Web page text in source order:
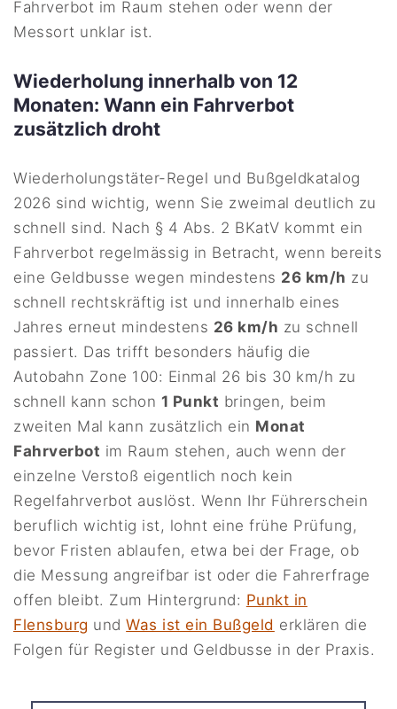
Fahrverbot im Raum stehen oder wenn der
Messort unklar ist.
Wiederholung innerhalb von 12
Monaten: Wann ein Fahrverbot
zusätzlich droht
Wiederholungstäter-Regel und Bußgeldkatalog
2026 sind wichtig, wenn Sie zweimal deutlich zu
schnell sind. Nach § 4 Abs. 2 BKatV kommt ein
Fahrverbot regelmässig in Betracht, wenn bereits
eine Geldbusse wegen mindestens 26 km/h zu
schnell rechtskräftig ist und innerhalb eines
Jahres erneut mindestens 26 km/h zu schnell
passiert. Das trifft besonders häufig die
Autobahn Zone 100: Einmal 26 bis 30 km/h zu
schnell kann schon 1 Punkt bringen, beim
zweiten Mal kann zusätzlich ein Monat
Fahrverbot im Raum stehen, auch wenn der
einzelne Verstoß eigentlich noch kein
Regelfahrverbot auslöst. Wenn Ihr Führerschein
beruflich wichtig ist, lohnt eine frühe Prüfung,
bevor Fristen ablaufen, etwa bei der Frage, ob
die Messung angreifbar ist oder die Fahrerfrage
offen bleibt. Zum Hintergrund: Punkt in
Flensburg undWas ist ein Bußgeld erklären die
Folgen für Register und Geldbusse in der Praxis.